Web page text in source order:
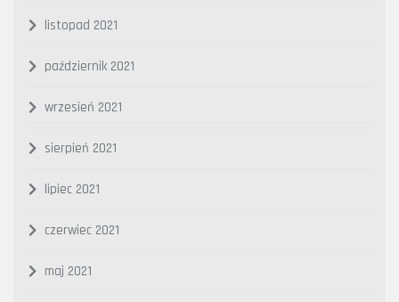
listopad 2021
październik 2021
wrzesień 2021
sierpień 2021
lipiec 2021
czerwiec 2021
maj 2021